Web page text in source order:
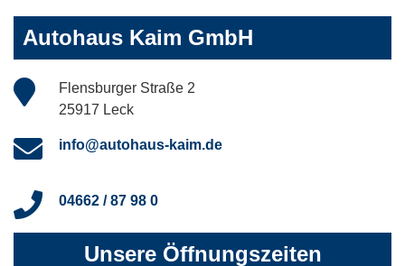
Autohaus Kaim GmbH
Flensburger Straße 2
25917 Leck
info@autohaus-kaim.de
04662 / 87 98 0
Unsere Öffnungszeiten